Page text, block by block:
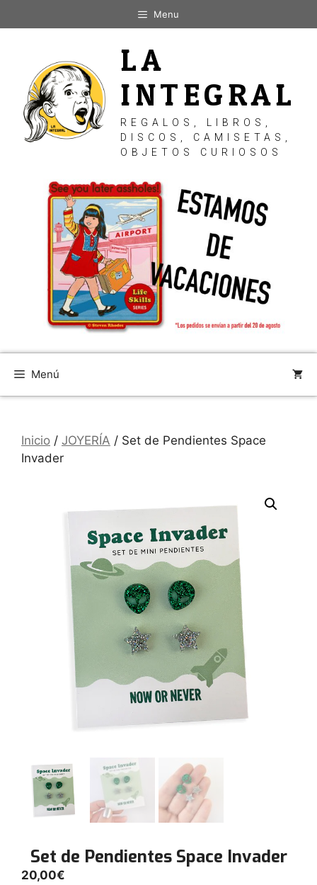
al
Menu
LA
INTEGRAL
REGALOS, LIBROS,
DISCOS, CAMISETAS,
OBJETOS CURIOSOS
Menú
Inicio / JOYERÍA / Set de Pendientes Space
Invader
Set de Pendientes Space Invader
20,00€